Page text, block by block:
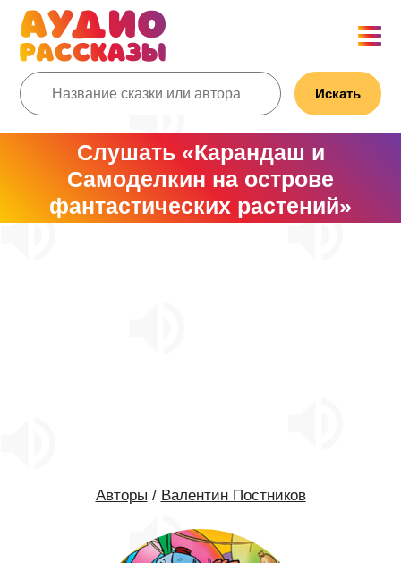
Искать
Слушать «Карандаш и
Самоделкин на острове
фантастических растений»
Авторы / Валентин Постников